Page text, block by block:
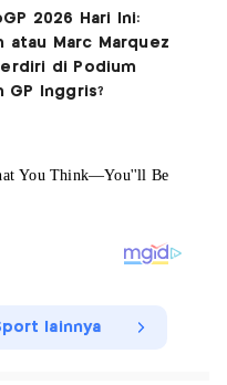
2026 Hari Ini:
atau Marc Marquez
di Podium
GP Inggris?
lainnya